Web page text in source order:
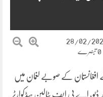
28/02/
افغانستان کے صوبے لغمان میں
اے بی ایف بٹالین ہیڈکوارٹر